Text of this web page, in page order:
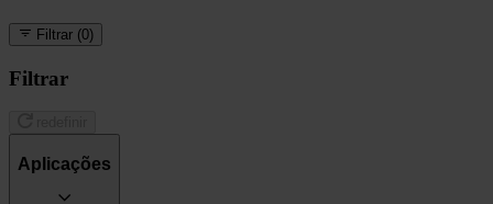
Filtrar (0)
Filtrar
Aplicações